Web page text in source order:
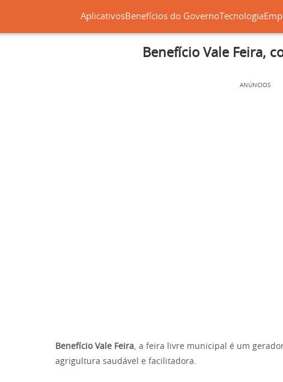
AplicativosBenefícios do Governo Tecnologia
Benefício Vale Feira,
ANÚNCIOS
Benefício Vale Feira, a feira livre municipal é um
agrigultura saudável e facilitadora.